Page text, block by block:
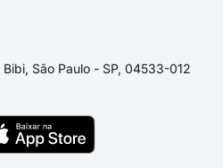
São Paulo - SP, 04533-012